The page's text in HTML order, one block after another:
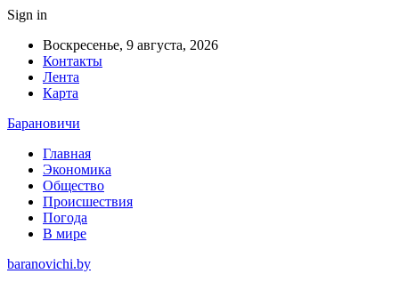
Sign in
Воскресенье, 9 августа, 2026
Контакты
Лента
Карта
Барановичи
Главная
Экономика
Общество
Происшествия
Погода
В мире
baranovichi.by